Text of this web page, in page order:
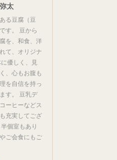
太
る豆腐（豆
す。 豆から
を、和食、洋
て、オリジナ
優しく、見
、心もお腹も
を自信を持っ
す。 豆乳デ
ーヒーなどス
充実してござ
個室もあり
ご会食にもご